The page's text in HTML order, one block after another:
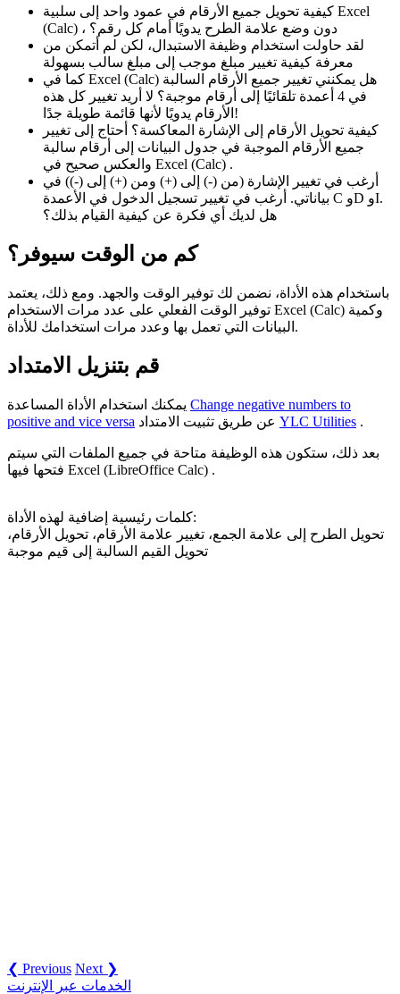
كيفية تحويل جميع الأرقام في عمود واحد إلى سلبية Excel
(Calc) ، دون وضع علامة الطرح يدويًا أمام كل رقم؟
لقد حاولت استخدام وظيفة الاستبدال، لكن لم أتمكن من
معرفة كيفية تغيير مبلغ موجب إلى مبلغ سالب بسهولة
كما في Excel (Calc) هل يمكنني تغيير جميع الأرقام السالبة
في 4 أعمدة تلقائيًا إلى أرقام موجبة؟ لا أريد تغيير كل هذه
الأرقام يدويًا لأنها قائمة طويلة جدًا!
كيفية تحويل الأرقام إلى الإشارة المعاكسة؟ أحتاج إلى تغيير
جميع الأرقام الموجبة في جدول البيانات إلى أرقام سالبة
والعكس صحيح في Excel (Calc) .
أرغب في تغيير الإشارة (من (-) إلى (+) ومن (+) إلى (-)) في
بياناتي. أرغب في تغيير تسجيل الدخول في الأعمدة C وD وI.
هل لديك أي فكرة عن كيفية القيام بذلك؟
كم من الوقت سيوفر؟
باستخدام هذه الأداة، نضمن لك توفير الوقت والجهد. ومع ذلك، يعتمد
توفير الوقت الفعلي على عدد مرات الاستخدام Excel (Calc) وكمية
البيانات التي تعمل بها وعدد مرات استخدامك للأداة.
قم بتنزيل الامتداد
Change negative numbers to
positive and vice versa
YLC Utilities .
بعد ذلك، ستكون هذه الوظيفة متاحة في جميع الملفات التي سيتم
فتحها فيها Excel (LibreOffice Calc) .
كلمات رئيسية إضافية لهذه الأداة:
تحويل الطرح إلى علامة الجمع، تغيير علامة الأرقام، تحويل الأرقام،
تحويل القيم السالبة إلى قيم موجبة
❮ Previous Next ❯
الخدمات عبر الإنترنت